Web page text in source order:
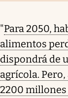
"Para 2050,
alimentos
dispondrá de
agrícola.
2200 millones